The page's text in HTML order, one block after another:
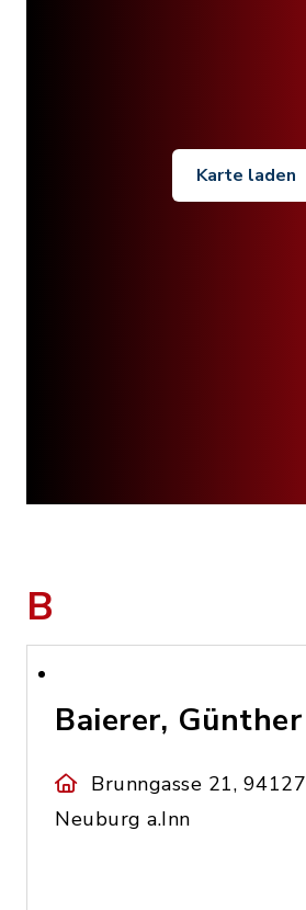
Karte laden
B
Baierer, Günther
Brunngasse 21, 94127
Neuburg a.Inn